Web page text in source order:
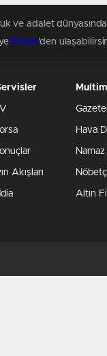
ve adalet
Künye'den
Akışları
Hava
Altın